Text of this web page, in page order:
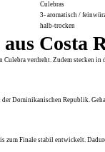
Culebras
3- aromatisch /
halb-trocken
Costa
verdreht. Zudem stecken
Dominikanischen Republik.
Finale stabil entwickelt.